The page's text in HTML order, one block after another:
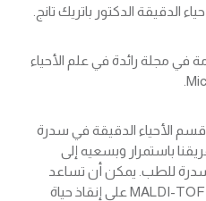
الدقيقة الدكتور باتريك تانج.
في مجلة رائدة في علم الأحياء
قسم الأحياء الدقيقة في سدرة
باستمرار وبسعيه إلى
سدرة للطب. يمكن أن تساعد
طرق التحديد السريعة مثل MALDI-TOF MS على إنقاذ حياة